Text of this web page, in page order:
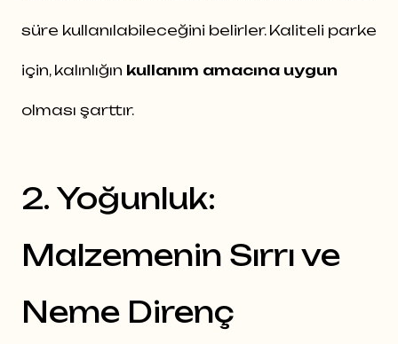
süre kullanılabileceğini belirler. Kaliteli parke
için, kalınlığın kullanım amacına uygun
olması şarttır.
2. Yoğunluk:
Malzemenin Sırrı ve
Neme Direnç